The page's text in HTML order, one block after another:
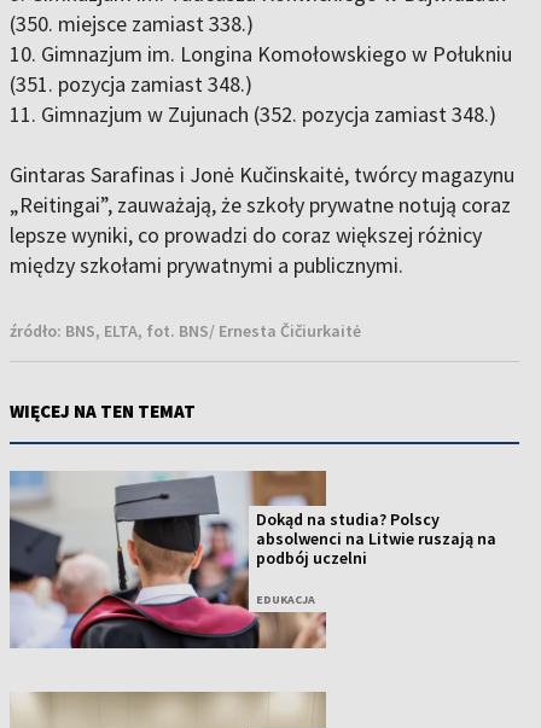
(350. miejsce zamiast 338.)
10. Gimnazjum im. Longina Komołowskiego w Połukniu
(351. pozycja zamiast 348.)
11. Gimnazjum w Zujunach (352. pozycja zamiast 348.)
Gintaras Sarafinas i Jonė Kučinskaitė, twórcy magazynu
„Reitingai”, zauważają, że szkoły prywatne notują coraz
lepsze wyniki, co prowadzi do coraz większej różnicy
między szkołami prywatnymi a publicznymi.
źródło: BNS, ELTA, fot. BNS/ Ernesta Čičiurkaitė
WIĘCEJ NA TEN TEMAT
Dokąd na studia? Polscy
absolwenci na Litwie ruszają na
podbój uczelni
EDUKACJA